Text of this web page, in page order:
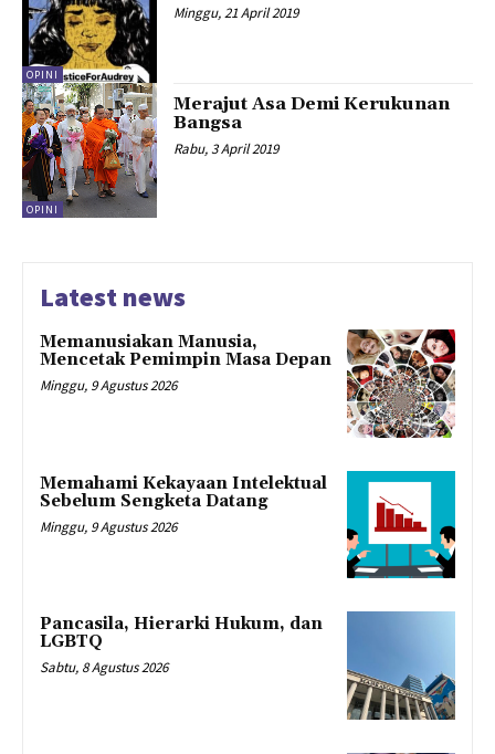
OPINI
Minggu, 21 April 2019
OPINI
Merajut Asa Demi Kerukunan
Bangsa
Rabu, 3 April 2019
Latest news
Memanusiakan Manusia,
Mencetak Pemimpin Masa Depan
Minggu, 9 Agustus 2026
Memahami Kekayaan Intelektual
Sebelum Sengketa Datang
Minggu, 9 Agustus 2026
Pancasila, Hierarki Hukum, dan
LGBTQ
Sabtu, 8 Agustus 2026